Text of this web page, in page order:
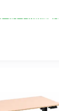
AO CARRINHO